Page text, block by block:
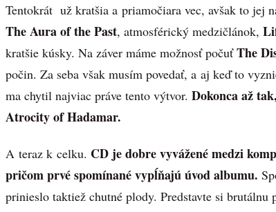
Tentokrát už kratšia a priamočiara vec, avšak to jej
The Aura of the Past, atmosférický medzičlánok,
kratšie kúsky. Na záver máme možnosť počuťThe
počin. Za seba však musím povedať, a aj keď to
ma chytil najviac práve tento výtvor. Dokonca až
Atrocity of Hadamar.
A teraz k celku. CD je dobre vyvážené medzi
pričom prvé spomínané vypĺňajú úvod albumu.
prinieslo taktiež chutné plody. Predstavte si brutálnu